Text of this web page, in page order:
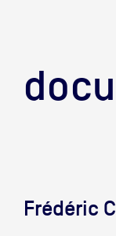
Frédéric